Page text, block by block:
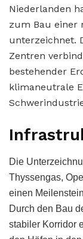
Niederlanden
zum Bau einer
unterzeichnet.
Zentren
bestehender
klimaneutrale
Die
Thyssengas,
einen
Durch den Bau
stabiler Korridor